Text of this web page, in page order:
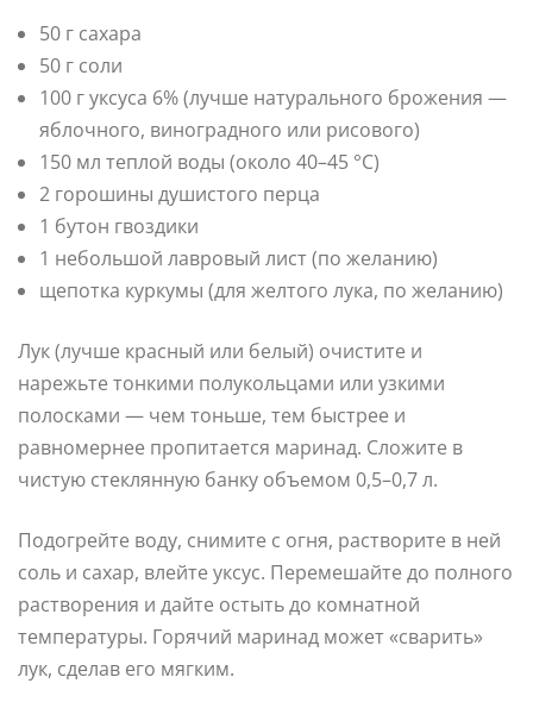
50 г сахара
50 г соли
100 г уксуса 6% (лучше натурального брожения —
яблочного, виноградного или рисового)
150 мл теплой воды (около 40–45 °C)
2 горошины душистого перца
1 бутон гвоздики
1 небольшой лавровый лист (по желанию)
щепотка куркумы (для желтого лука, по желанию)
Лук (лучше красный или белый) очистите и
нарежьте тонкими полукольцами или узкими
полосками — чем тоньше, тем быстрее и
равномернее пропитается маринад. Сложите в
чистую стеклянную банку объемом 0,5–0,7 л.
Подогрейте воду, снимите с огня, растворите в ней
соль и сахар, влейте уксус. Перемешайте до полного
растворения и дайте остыть до комнатной
температуры. Горячий маринад может «сварить»
лук, сделав его мягким.